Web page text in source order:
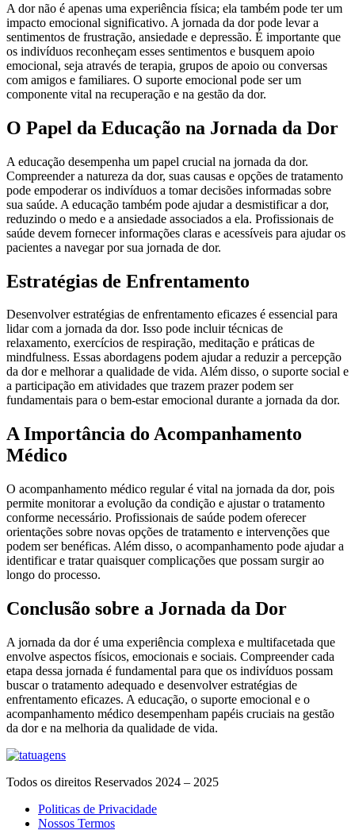
A dor não é apenas uma experiência física; ela também pode ter um
impacto emocional significativo. A jornada da dor pode levar a
sentimentos de frustração, ansiedade e depressão. É importante que
os indivíduos reconheçam esses sentimentos e busquem apoio
emocional, seja através de terapia, grupos de apoio ou conversas
com amigos e familiares. O suporte emocional pode ser um
componente vital na recuperação e na gestão da dor.
O Papel da Educação na Jornada da Dor
A educação desempenha um papel crucial na jornada da dor.
Compreender a natureza da dor, suas causas e opções de tratamento
pode empoderar os indivíduos a tomar decisões informadas sobre
sua saúde. A educação também pode ajudar a desmistificar a dor,
reduzindo o medo e a ansiedade associados a ela. Profissionais de
saúde devem fornecer informações claras e acessíveis para ajudar os
pacientes a navegar por sua jornada de dor.
Estratégias de Enfrentamento
Desenvolver estratégias de enfrentamento eficazes é essencial para
lidar com a jornada da dor. Isso pode incluir técnicas de
relaxamento, exercícios de respiração, meditação e práticas de
mindfulness. Essas abordagens podem ajudar a reduzir a percepção
da dor e melhorar a qualidade de vida. Além disso, o suporte social e
a participação em atividades que trazem prazer podem ser
fundamentais para o bem-estar emocional durante a jornada da dor.
A Importância do Acompanhamento
Médico
O acompanhamento médico regular é vital na jornada da dor, pois
permite monitorar a evolução da condição e ajustar o tratamento
conforme necessário. Profissionais de saúde podem oferecer
orientações sobre novas opções de tratamento e intervenções que
podem ser benéficas. Além disso, o acompanhamento pode ajudar a
identificar e tratar quaisquer complicações que possam surgir ao
longo do processo.
Conclusão sobre a Jornada da Dor
A jornada da dor é uma experiência complexa e multifacetada que
envolve aspectos físicos, emocionais e sociais. Compreender cada
etapa dessa jornada é fundamental para que os indivíduos possam
buscar o tratamento adequado e desenvolver estratégias de
enfrentamento eficazes. A educação, o suporte emocional e o
acompanhamento médico desempenham papéis cruciais na gestão
da dor e na melhoria da qualidade de vida.
Todos os direitos Reservados 2024 – 2025
Politicas de Privacidade
Nossos Termos